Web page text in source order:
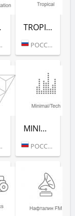
TROPICAL (РАДИО РЕКОРД)
РОССИЯ (МОСКВА)
MINIMAL/TECH (РАДИО РЕКОРД)
РОССИЯ (МОСКВА)